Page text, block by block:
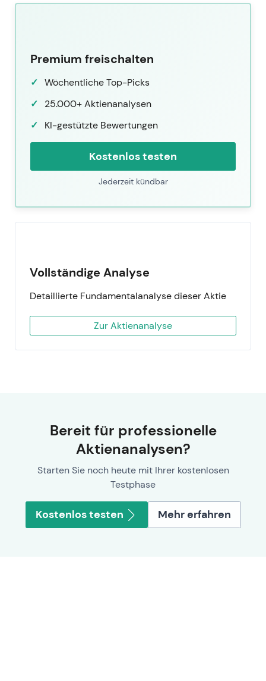
Premium freischalten
Wöchentliche Top-Picks
25.000+ Aktienanalysen
KI-gestützte Bewertungen
Kostenlos testen
Jederzeit kündbar
Vollständige Analyse
Detaillierte Fundamentalanalyse dieser Aktie
Zur Aktienanalyse
Bereit für professionelle
Aktienanalysen?
Starten Sie noch heute mit Ihrer kostenlosen
Testphase
Kostenlos testen Mehr erfahren